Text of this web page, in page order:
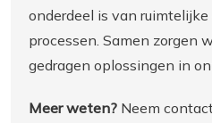
onderdeel is van
processen. Samen zorgen
gedragen oplossingen in
Meer weten? Neem